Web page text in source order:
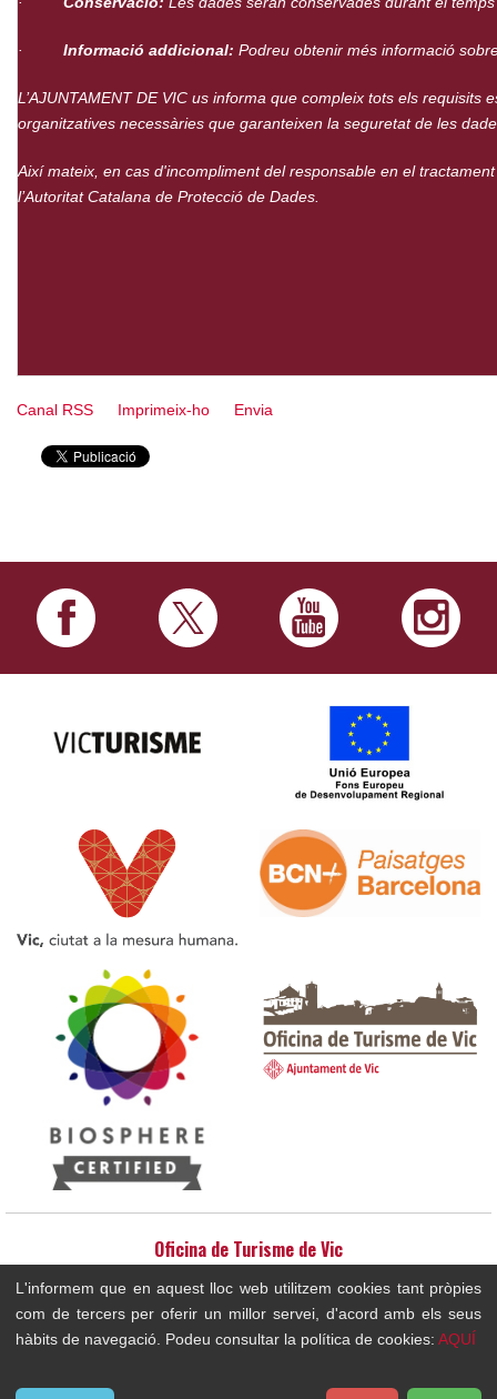
· Informació addicional: Podreu obtenir més informació
L’AJUNTAMENT DE VIC us informa que compleix tots els
organitzatives necessàries que garanteixen la seguretat de les
Així mateix, en cas d'incompliment del responsable en el
l’Autoritat Catalana de Protecció de Dades.
Canal RSS Imprimeix-ho Envia
Oficina de Turisme de Vic
Plaça del Pes - Edifici Ajuntament 08500 - Vic / Telèfon: 93 886 2091 /
E-mail: turisme@vic.cat
L'informem que en aquest lloc web utilitzem cookies tant pròpies
com de tercers per oferir un millor servei, d'acord amb els seus
hàbits de navegació. Podeu consultar la política de cookies: AQUÍ